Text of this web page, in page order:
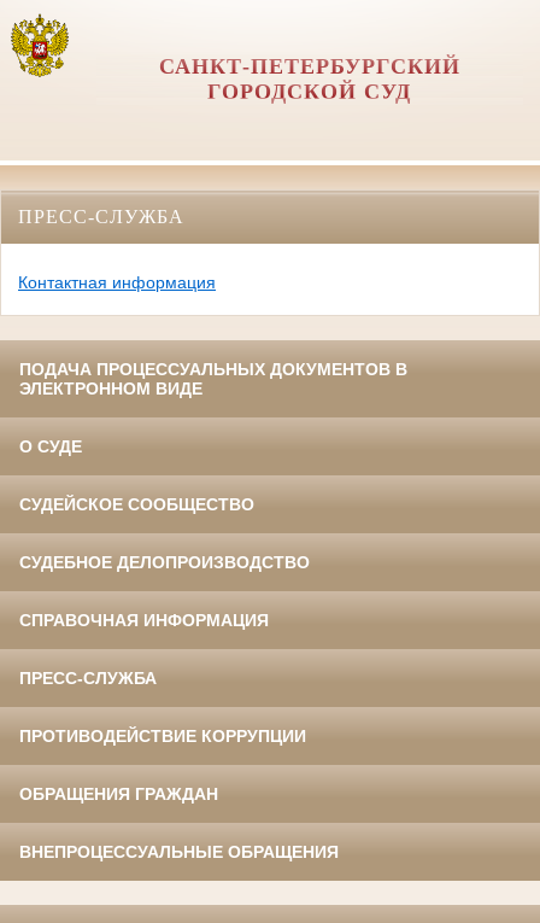
САНКТ-ПЕТЕРБУРГСКИЙ
ГОРОДСКОЙ СУД
ПРЕСС-СЛУЖБА
Контактная информация
ПОДАЧА ПРОЦЕССУАЛЬНЫХ ДОКУМЕНТОВ В
ЭЛЕКТРОННОМ ВИДЕ
О СУДЕ
СУДЕЙСКОЕ СООБЩЕСТВО
СУДЕБНОЕ ДЕЛОПРОИЗВОДСТВО
СПРАВОЧНАЯ ИНФОРМАЦИЯ
ПРЕСС-СЛУЖБА
ПРОТИВОДЕЙСТВИЕ КОРРУПЦИИ
ОБРАЩЕНИЯ ГРАЖДАН
ВНЕПРОЦЕССУАЛЬНЫЕ ОБРАЩЕНИЯ